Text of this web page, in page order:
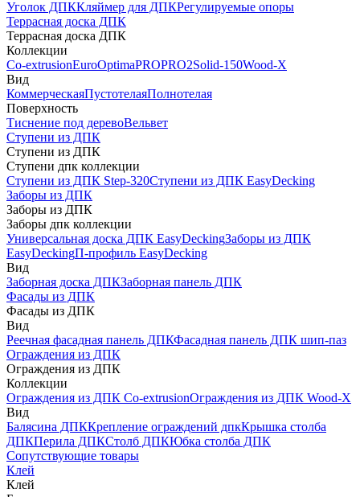
Уголок ДПККляймер для ДПКРегулируемые опоры
Террасная доска ДПК
Террасная доска ДПК
Коллекции
Co-extrusionEuroOptimaPROPRO2Solid-150Wood-X
Вид
КоммерческаяПустотелаяПолнотелая
Поверхность
Тиснение под деревоВельвет
Ступени из ДПК
Ступени из ДПК
Ступени дпк коллекции
Ступени из ДПК Step-320Ступени из ДПК EasyDecking
Заборы из ДПК
Заборы из ДПК
Заборы дпк коллекции
Универсальная доска ДПК EasyDeckingЗаборы из ДПК
EasyDeckingП-профиль EasyDecking
Вид
Заборная доска ДПКЗаборная панель ДПК
Фасады из ДПК
Фасады из ДПК
Вид
Реечная фасадная панель ДПКФасадная панель ДПК шип-паз
Ограждения из ДПК
Ограждения из ДПК
Коллекции
Ограждения из ДПК Co-extrusionОграждения из ДПК Wood-X
Вид
Балясина ДПККрепление ограждений дпкКрышка столба
ДПКПерила ДПКСтолб ДПКЮбка столба ДПК
Сопутствующие товары
Клей
Клей